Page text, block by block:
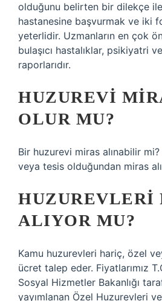
olduğunu belirten bir dilekçe
hastanesine başvurmak ve iki
yeterlidir. Uzmanların en çok
bulaşıcı hastalıklar, psikiyatri
raporlarıdır.
HUZUREVI
OLUR MU?
Bir huzurevi miras alınabilir
veya tesis olduğundan miras
HUZUREVLERI
ALIYOR MU?
Kamu huzurevleri hariç, özel
ücret talep eder. Fiyatlarımız
Sosyal Hizmetler Bakanlığı
yayımlanan Özel Huzurevleri